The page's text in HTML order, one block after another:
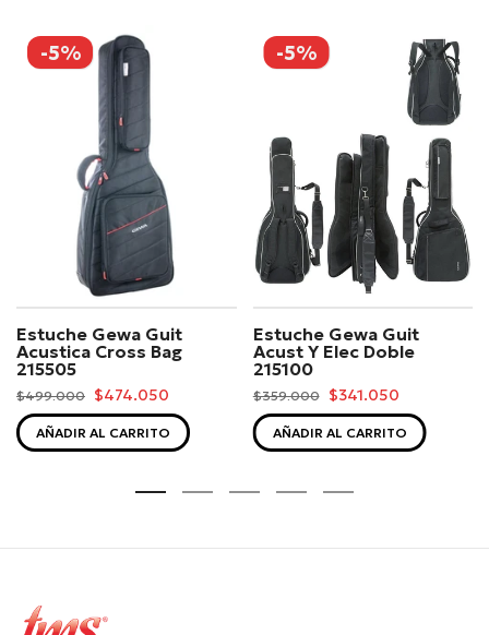
-5%
Estuche Gewa Guit
Acustica Cross Bag
215505
$499.000 $474.050
AÑADIR AL CARRITO
-5%
Estuche Gewa Guit
Acust Y Elec Doble
215100
$359.000 $341.050
AÑADIR AL CARRITO